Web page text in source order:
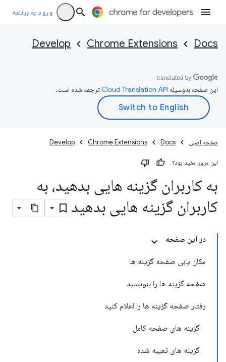
ورود به برنامه
Docs
Chrome Extensions
Develop
این صفحه به‌وسیله ترجمه شده است.
صفحه اصلی Docs
Chrome Extensions
Develop
این مرور مفید بود؟
به کاربران گزینه هایی بدهید، به
کاربران گزینه هایی بدهید
در این صفحه
مکان یابی صفحه گزینه ها
صفحه گزینه ها را بنویسید
رفتار صفحه گزینه ها را اعلام کنید
گزینه های صفحه کامل
گزینه های تعبیه شده